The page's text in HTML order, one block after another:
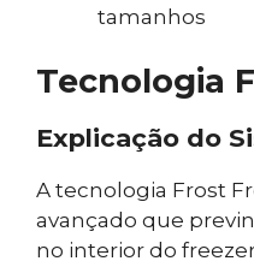
tamanhos
Tecnologia
Explicação do
A tecnologia Frost
avançado que
no interior do